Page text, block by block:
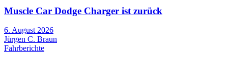
Muscle Car Dodge Charger ist zurück
6. August 2026
Jürgen C. Braun
Fahrberichte